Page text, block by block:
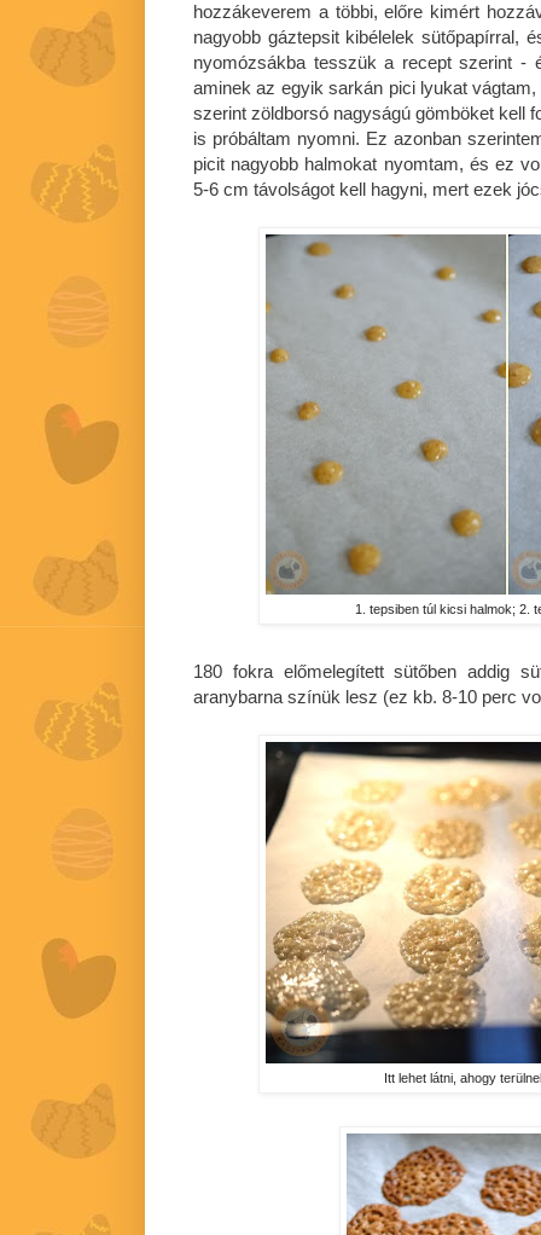
hozzákeverem a többi, előre kimért
nagyobb gáztepsit kibélelek sütőpapírral,
nyomózsákba tesszük a recept szerint -
aminek az egyik sarkán pici lyukat
szerint zöldborsó nagyságú gömböket kell
is próbáltam nyomni. Ez azonban
picit nagyobb halmokat nyomtam, és ez
5-6 cm távolságot kell hagyni, mert ezek
1. tepsiben túl kicsi halmok; 2.
180 fokra előmelegített sütőben addig
aranybarna színük lesz (ez kb. 8-10 perc
Itt lehet látni, ahogy